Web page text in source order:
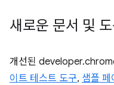
새로운 문서 및
개선된
이트 테스트 도구, 샘플 페